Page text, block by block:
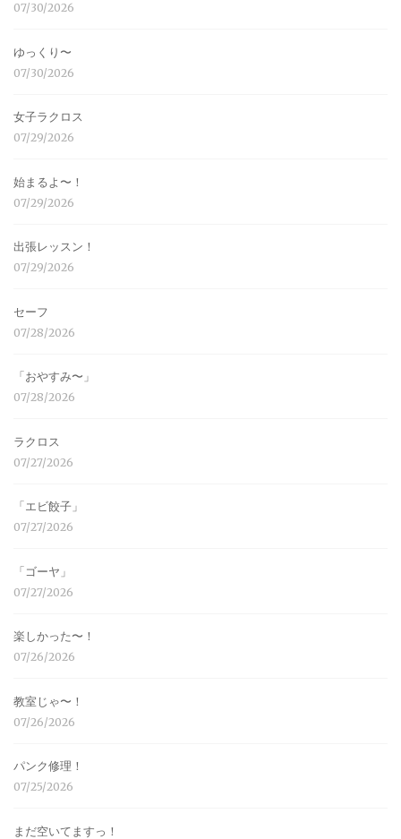
07/30/2026
ゆっくり〜
07/30/2026
女子ラクロス
07/29/2026
始まるよ〜！
07/29/2026
出張レッスン！
07/29/2026
セーフ
07/28/2026
「おやすみ〜」
07/28/2026
ラクロス
07/27/2026
「エビ餃子」
07/27/2026
「ゴーヤ」
07/27/2026
楽しかった〜！
07/26/2026
教室じゃ〜！
07/26/2026
パンク修理！
07/25/2026
まだ空いてますっ！